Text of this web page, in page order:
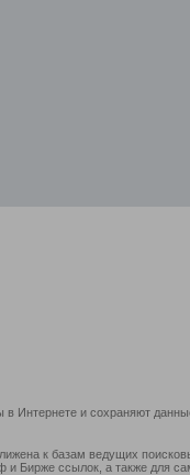
Интернете и сохраняют
к базам ведущих
Бирже ссылок, а также для